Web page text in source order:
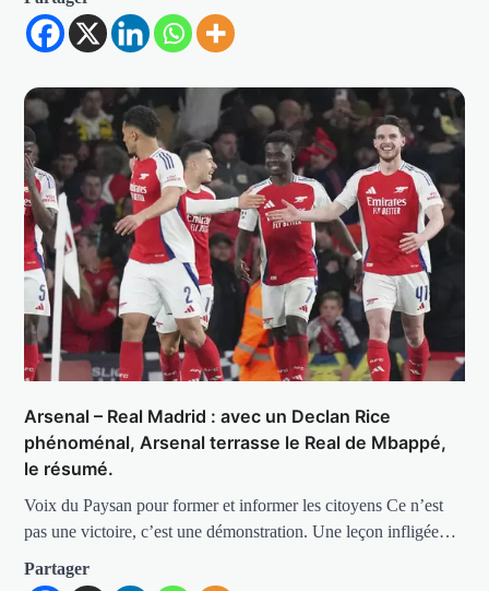
Arsenal – Real Madrid : avec un Declan Rice
phénoménal, Arsenal terrasse le Real de Mbappé,
le résumé.
Voix du Paysan pour former et informer les citoyens Ce n’est
pas une victoire, c’est une démonstration. Une leçon infligée…
Partager